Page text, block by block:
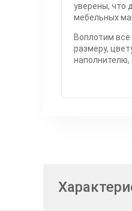
уверены, что
мебельных
Воплотим
размеру,
наполнителю,